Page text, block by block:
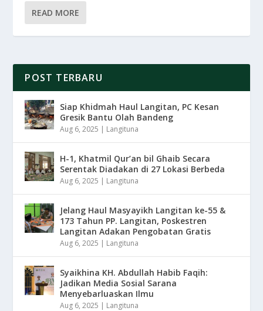
READ MORE
POST TERBARU
Siap Khidmah Haul Langitan, PC Kesan
Gresik Bantu Olah Bandeng
Aug 6, 2025 | Langituna
H-1, Khatmil Qur’an bil Ghaib Secara
Serentak Diadakan di 27 Lokasi Berbeda
Aug 6, 2025 | Langituna
Jelang Haul Masyayikh Langitan ke-55 &
173 Tahun PP. Langitan, Poskestren
Langitan Adakan Pengobatan Gratis
Aug 6, 2025 | Langituna
Syaikhina KH. Abdullah Habib Faqih:
Jadikan Media Sosial Sarana
Menyebarluaskan Ilmu
Aug 6, 2025 | Langituna